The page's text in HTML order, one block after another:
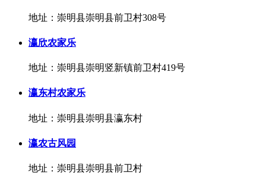
地址：崇明县崇明县前卫村308号
瀛欣农家乐
地址：崇明县崇明竖新镇前卫村419号
瀛东村农家乐
地址：崇明县崇明县瀛东村
瀛农古风园
地址：崇明县崇明县前卫村